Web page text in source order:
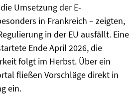
Umsetzung der E-
in Frankreich – zeigten,
in der EU ausfällt. Eine
Ende April 2026, die
folgt im Herbst. Über ein
fließen Vorschläge direkt in
ein.